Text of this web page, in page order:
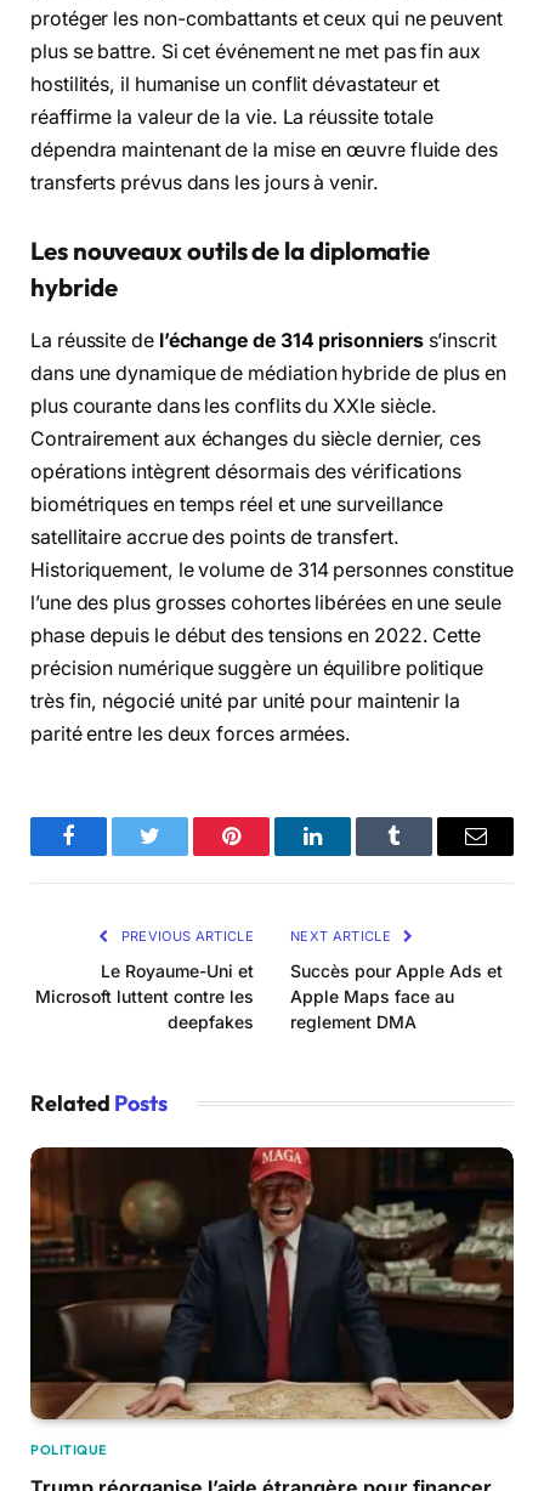
protéger les non-combattants et ceux qui ne peuvent
plus se battre. Si cet événement ne met pas fin aux
hostilités, il humanise un conflit dévastateur et
réaffirme la valeur de la vie. La réussite totale
dépendra maintenant de la mise en œuvre fluide des
transferts prévus dans les jours à venir.
Les nouveaux outils de la diplomatie
hybride
La réussite de l’échange de 314 prisonnierss’inscrit
dans une dynamique de médiation hybride de plus en
plus courante dans les conflits du XXIe siècle.
Contrairement aux échanges du siècle dernier, ces
opérations intègrent désormais des vérifications
biométriques en temps réel et une surveillance
satellitaire accrue des points de transfert.
Historiquement, le volume de 314 personnes constitue
l’une des plus grosses cohortes libérées en une seule
phase depuis le début des tensions en 2022. Cette
précision numérique suggère un équilibre politique
très fin, négocié unité par unité pour maintenir la
parité entre les deux forces armées.
FacebookTwitter Pinterest LinkedInTumblr Email
PREVIOUS ARTICLE
Le Royaume-Uni et
Microsoft luttent contre les
deepfakes
NEXT ARTICLE
Succès pour Apple Ads et
Apple Maps face au
reglement DMA
Related Posts
POLITIQUE